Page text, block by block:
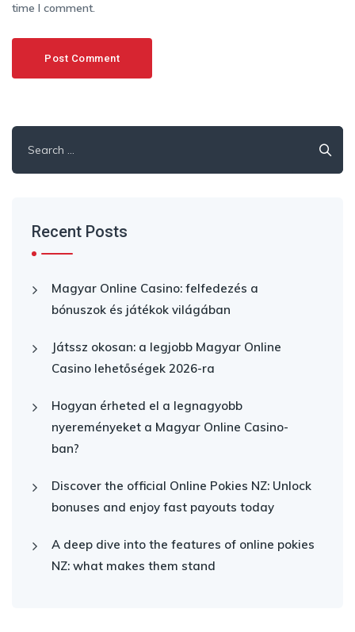
time I comment.
for:
Recent Posts
Magyar Online Casino: felfedezés a
bónuszok és játékok világában
Játssz okosan: a legjobb Magyar Online
Casino lehetőségek 2026-ra
Hogyan érheted el a legnagyobb
nyereményeket a Magyar Online Casino-
ban?
Discover the official Online Pokies NZ: Unlock
bonuses and enjoy fast payouts today
A deep dive into the features of online pokies
NZ: what makes them stand